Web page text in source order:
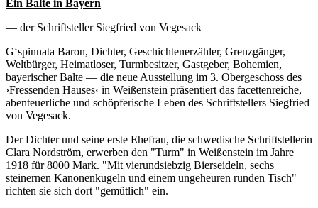
Ein Balte in Bayern
— der Schriftsteller Siegfried von Vegesack
G‘spinnata Baron, Dichter, Geschichtenerzähler, Grenzgänger,
Weltbürger, Heimatloser, Turmbesitzer, Gastgeber, Bohemien,
bayerischer Balte — die neue Ausstellung im 3. Obergeschoss des
›Fressenden Hauses‹ in Weißenstein präsentiert das facettenreiche,
abenteuerliche und schöpferische Leben des Schriftstellers Siegfried
von Vegesack.
Der Dichter und seine erste Ehefrau, die schwedische Schriftstellerin
Clara Nordström, erwerben den "Turm" in Weißenstein im Jahre
1918 für 8000 Mark. "Mit vierundsiebzig Bierseideln, sechs
steinernen Kanonenkugeln und einem ungeheuren runden Tisch"
richten sie sich dort "gemütlich" ein.